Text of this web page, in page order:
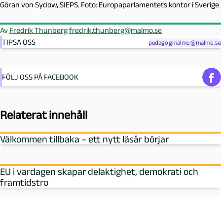
Göran von Sydow, SIEPS. Foto: Europaparlamentets kontor i Sverige
Av Fredrik Thunbergfredrik.thunberg@malmo.se
TIPSA OSS
pedagogmalmo@malmo.se
FÖLJ OSS PÅ FACEBOOK
Relaterat innehåll
Välkommen tillbaka – ett nytt läsår börjar
EU i vardagen skapar delaktighet, demokrati och
framtidstro